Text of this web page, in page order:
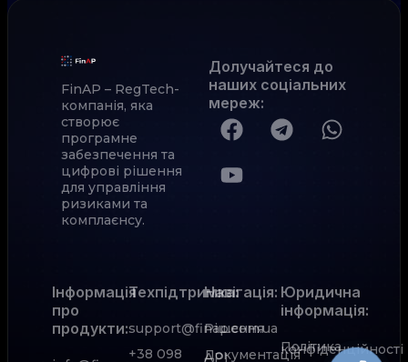
FinAP – RegTech-
компанія, яка
створює
програмне
забезпечення та
цифрові рішення
для управління
ризиками та
комплаєнсу.
Долучайтеся до
наших соціальних
мереж:
Інформація
про
продукти:
Техпідтримка:
support@finap.com.ua
+38 098
Рішення
Документація
АРІ
Навігація: Юридична
інформація:
Політика
конфіденційності